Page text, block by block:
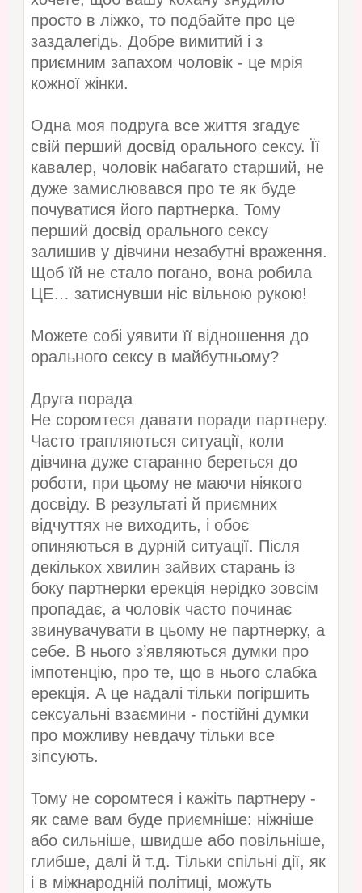
просто в ліжко, то подбайте про це
заздалегідь. Добре вимитий і з
приємним запахом чоловік - це мрія
кожної жінки.
Одна моя подруга все життя згадує
свій перший досвід орального сексу. Її
кавалер, чоловік набагато старший, не
дуже замислювався про те як буде
почуватися його партнерка. Тому
перший досвід орального сексу
залишив у дівчини незабутні враження.
Щоб їй не стало погано, вона робила
ЦЕ… затиснувши ніс вільною рукою!
Можете собі уявити її відношення до
орального сексу в майбутньому?
Друга порада
Не соромтеся давати поради партнеру.
Часто трапляються ситуації, коли
дівчина дуже старанно береться до
роботи, при цьому не маючи ніякого
досвіду. В результаті й приємних
відчуттях не виходить, і обоє
опиняються в дурній ситуації. Після
декількох хвилин зайвих старань із
боку партнерки ерекція нерідко зовсім
пропадає, а чоловік часто починає
звинувачувати в цьому не партнерку, а
себе. В нього з’являються думки про
імпотенцію, про те, що в нього слабка
ерекція. А це надалі тільки погіршить
сексуальні взаємини - постійні думки
про можливу невдачу тільки все
зіпсують.
Тому не соромтеся і кажіть партнеру -
як саме вам буде приємніше: ніжніше
або сильніше, швидше або повільніше,
глибше, далі й т.д. Тільки спільні дії, як
і в міжнародній політиці, можуть